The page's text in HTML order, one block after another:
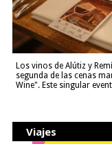
Los vinos de Alútiz y
segunda de las cenas
Wine". Este singular
Viajes